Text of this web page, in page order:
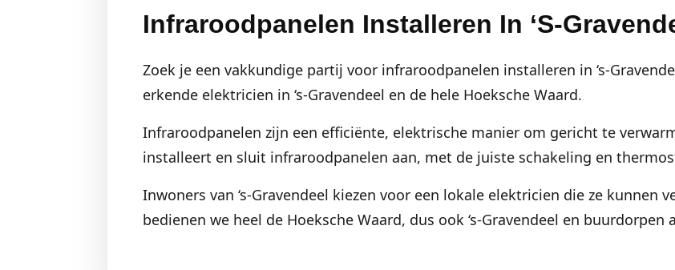
Infraroodpanelen Installeren In ‘s-
Zoek je een vakkundige partij voor infraroodpanelen installeren in ‘s-
erkende elektricien in ‘s-Gravendeel en de hele Hoeksche Waard.
Infraroodpanelen zijn een efficiënte, elektrische manier om gericht te
installeert en sluit infraroodpanelen aan, met de juiste schakeling en
Inwoners van ‘s-Gravendeel kiezen voor een lokale elektricien die ze kunnen
bedienen we heel de Hoeksche Waard, dus ook ‘s-Gravendeel en buurdorpen